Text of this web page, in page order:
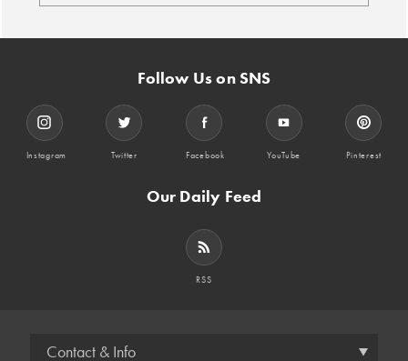
Follow Us on SNS
Instagram Twitter Facebook YouTube Pinterest
Our Daily Feed
RSS
Contact & Info